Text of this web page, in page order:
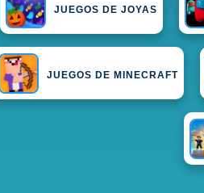
JUEGOS DE JOYAS
JUEGOS DE MINECRAFT